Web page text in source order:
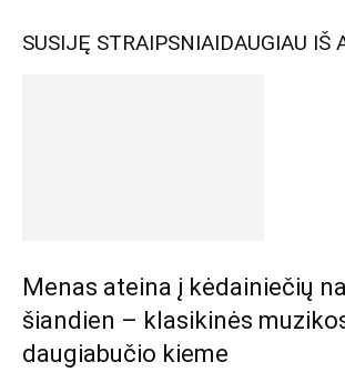
SUSIJĘ STRAIPSNIAIDAUGIAU IŠ
Menas ateina į kėdainiečių
šiandien – klasikinės
daugiabučio kieme